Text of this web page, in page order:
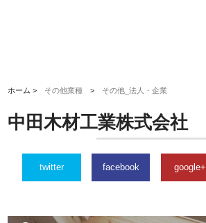
ホーム > その他業種 > その他_法人・企業
中田木材工業株式会社
twitter facebook google+